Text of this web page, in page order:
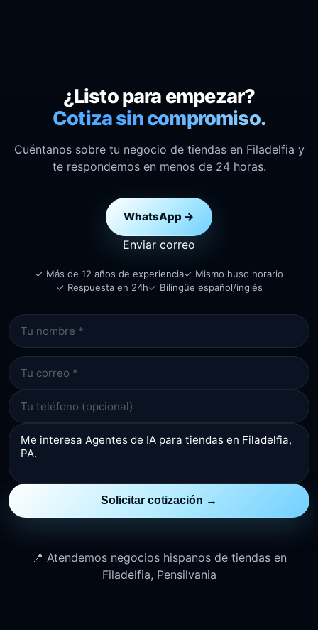
¿Listo para empezar?
Cotiza sin compromiso.
Cuéntanos sobre tu negocio de tiendas en Filadelfia y
te respondemos en menos de 24 horas.
WhatsApp →
Enviar correo
✓ Más de 12 años de experiencia✓ Mismo huso horario
✓ Respuesta en 24h✓ Bilingüe español/inglés
Solicitar cotización →
📍 Atendemos negocios hispanos de tiendas en
Filadelfia, Pensilvania